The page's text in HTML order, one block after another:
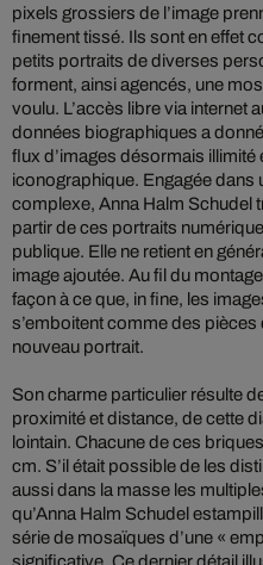
pixels grossiers de l’image
finement tissé. Ils sont en effet
petits portraits de diverses
forment, ainsi agencés, une
voulu. L’accès libre via internet
données biographiques a
flux d’images désormais illimité
iconographique. Engagée
complexe, Anna Halm Schudel
partir de ces portraits
publique. Elle ne retient en
image ajoutée. Au fil du
façon à ce que, in fine, les
s’emboitent comme des
nouveau portrait.
Son charme particulier résulte
proximité et distance, de cette
lointain. Chacune de ces
cm. S’il était possible de les
aussi dans la masse les
qu’Anna Halm Schudel
série de mosaïques d’une «
significative. Ce dernier détail